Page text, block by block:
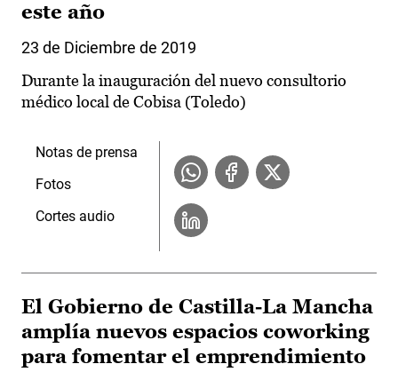
este año
23 de Diciembre de 2019
Durante la inauguración del nuevo consultorio
médico local de Cobisa (Toledo)
Notas de prensa
Fotos
Cortes audio
El Gobierno de Castilla-La Mancha
amplía nuevos espacios coworking
para fomentar el emprendimiento